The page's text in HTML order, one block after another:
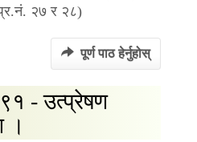
२७ र २८)
पूर्ण पाठ हेर्नुहोस्
- उत्प्रेषण
।